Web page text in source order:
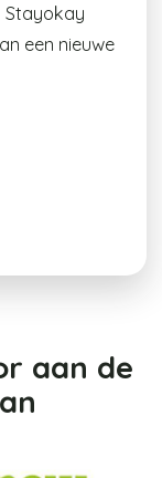
Stayokay
een nieuwe
aan de